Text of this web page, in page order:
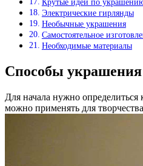
Крутые идеи по
Электрические гирлянды
Необычные украшения
Самостоятельное
Необходимые материалы
Способы украшения
Для начала нужно
можно применять для